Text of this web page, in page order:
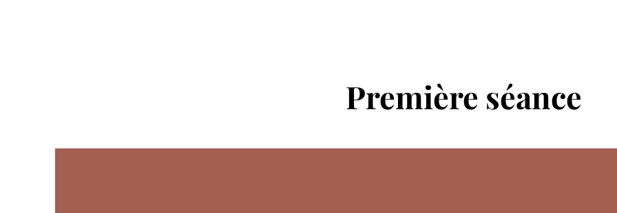
Première séance